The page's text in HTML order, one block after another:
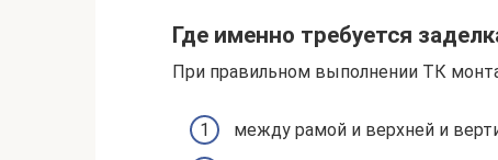
Где именно требуется
При правильном выполнении ТК
между рамой и верхней и